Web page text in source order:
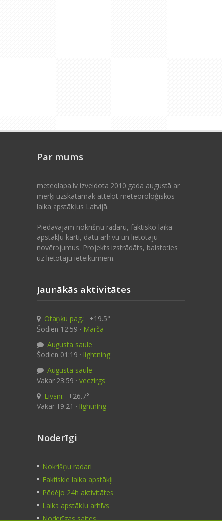
Par mums
meteolapa.lv izveidota 2010.gada augustā ar
mērķi uzskatāmāk attēlot meteoroloģiskos
laika apstākļus Latvijā.
Piedāvājam nokrišņu radaru, faktisko laika
apstākļu karti, datu arhīvu un lietotāju
novērojumus. Projekts izstrādāts, balstoties
uz lietotāju ieteikumiem.
Jaunākās aktivitātes
Otaņķu pag.: +19.5°
Šodien 12:59 · Mārča
Augusta saule
Šodien 01:19 · lightning
Augusta saule
Vakar 23:59 · veczirgs
Līvāni: +26.7°
Vakar 19:21 · lightning
Noderīgi
Nokrišņu radari
Faktiskie laika apstākļi
Pēdējo 24h aktivitātes
Laika apstākļu arhīvs
Noderīgas saites